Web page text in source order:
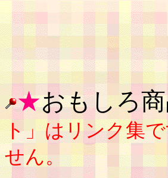
★おもしろ
ト」はリンク集
せん。